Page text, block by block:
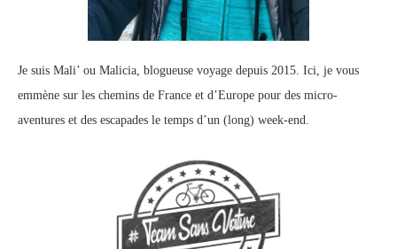
Je suis Mali’ ou Malicia, blogueuse voyage depuis 2015. Ici, je vous
emmène sur les chemins de France et d’Europe pour des micro-
aventures et des escapades le temps d’un (long) week-end.